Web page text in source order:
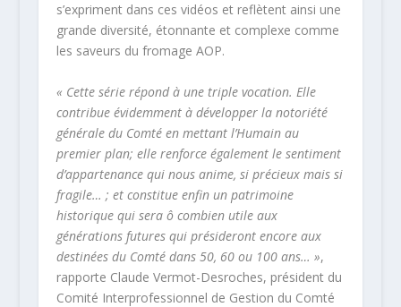
s’expriment dans ces vidéos et reflètent ainsi une
grande diversité, étonnante et complexe comme
les saveurs du fromage AOP.
« Cette série répond à une triple vocation. Elle
contribue évidemment à développer la notoriété
générale du Comté en mettant l’Humain au
premier plan; elle renforce également le sentiment
d’appartenance qui nous anime, si précieux mais si
fragile… ; et constitue enfin un patrimoine
historique qui sera ô combien utile aux
générations futures qui présideront encore aux
destinées du Comté dans 50, 60 ou 100 ans… »,
rapporte Claude Vermot-Desroches, président du
Comité Interprofessionnel de Gestion du Comté